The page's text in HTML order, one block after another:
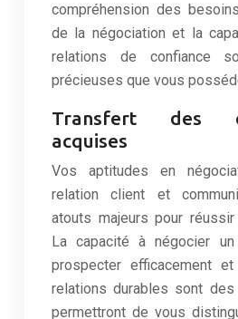
compréhension des
de la négociation et la
relations de confiance
précieuses que vous
Transfert des
acquises
Vos aptitudes en
relation client et
atouts majeurs pour réussir
La capacité à négocier
prospecter efficacement
relations durables sont
permettront de vous